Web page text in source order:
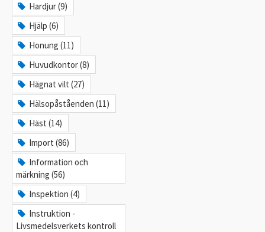
Hardjur (9)
Hjälp (6)
Honung (11)
Huvudkontor (8)
Hägnat vilt (27)
Hälsopåståenden (11)
Häst (14)
Import (86)
Information och
märkning (56)
Inspektion (4)
Instruktion -
Livsmedelsverkets kontroll